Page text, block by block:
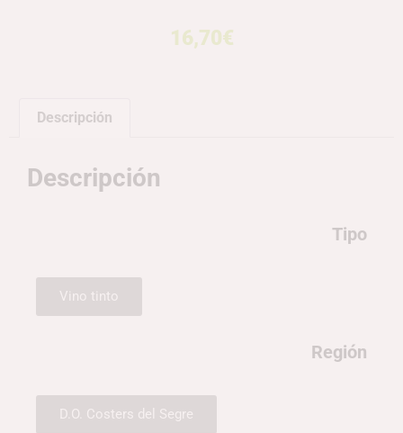
16,70€
Descripción
Descripción
Tipo
Vino tinto
Región
D.O. Costers del Segre